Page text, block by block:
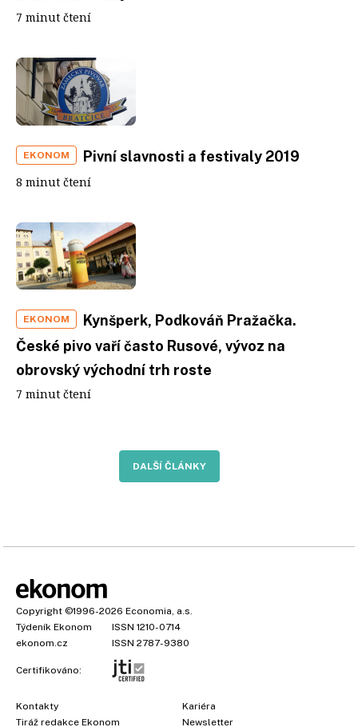
7 minut čtení
EKONOM Pivní slavnosti a festivaly 2019
8 minut čtení
EKONOM
Kynšperk, Podkováň Pražačka.
České pivo vaří často Rusové, vývoz na
obrovský východní trh roste
7 minut čtení
DALŠÍ ČLÁNKY
Copyright ©1996-2026 Economia, a.s.
Týdeník Ekonom
ISSN 1210-0714
ekonom.cz
ISSN 2787-9380
Certifikováno:
Kontakty
Tiráž redakce Ekonom
Kariéra
Newsletter